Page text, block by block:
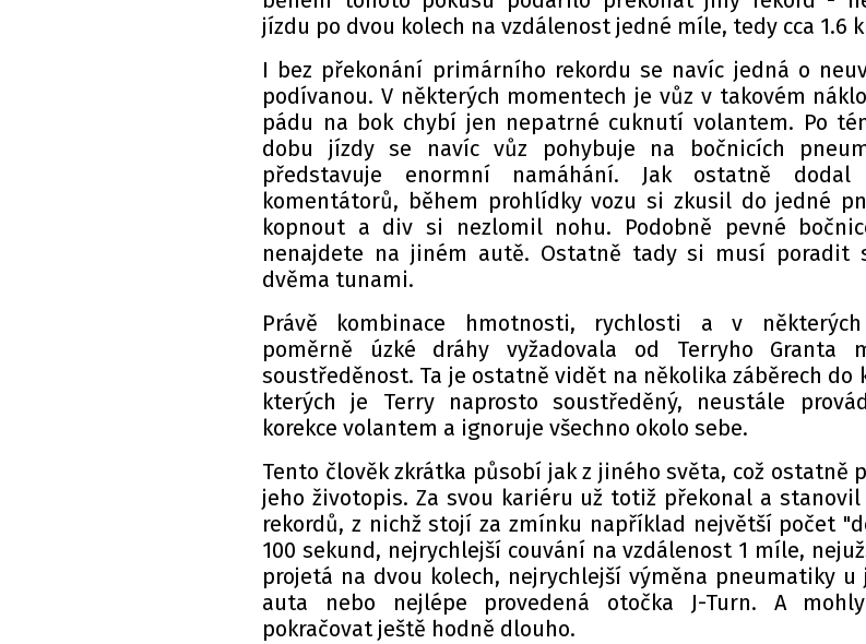
jízdu po dvou kolech na vzdálenost jedné míle, tedy cca 1.6
I bez překonání primárního rekordu se navíc jedná o
podívanou. V některých momentech je vůz v takovém
pádu na bok chybí jen nepatrné cuknutí volantem. Po
dobu jízdy se navíc vůz pohybuje na bočnicích
představuje enormní namáhání. Jak ostatně
komentátorů, během prohlídky vozu si zkusil do jedné
kopnout a div si nezlomil nohu. Podobně pevné
nenajdete na jiném autě. Ostatně tady si musí poradit
dvěma tunami.
Právě kombinace hmotnosti, rychlosti a v
poměrně úzké dráhy vyžadovala od Terryho Granta
soustředěnost. Ta je ostatně vidět na několika záběrech do
kterých je Terry naprosto soustředěný, neustále
korekce volantem a ignoruje všechno okolo sebe.
Tento člověk zkrátka působí jak z jiného světa, což ostatně
jeho životopis. Za svou kariéru už totiž překonal a
rekordů, z nichž stojí za zmínku například největší počet
100 sekund, nejrychlejší couvání na vzdálenost 1 míle,
projetá na dvou kolech, nejrychlejší výměna pneumatiky u
auta nebo nejlépe provedená otočka J-Turn. A
pokračovat ještě hodně dlouho.